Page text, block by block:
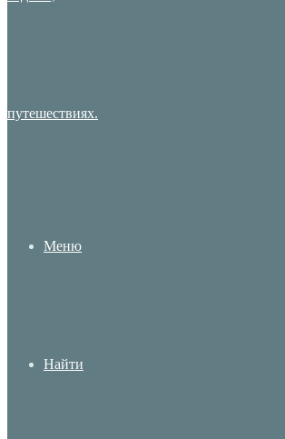
Меню
Найти